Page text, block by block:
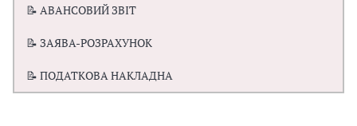
📝 АВАНСОВИЙ ЗВІТ
📝 ЗАЯВА-РОЗРАХУНОК
📝 ПОДАТКОВА НАКЛАДНА